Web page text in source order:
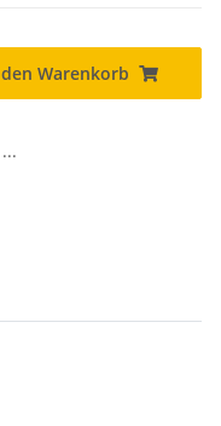
Warenkorb